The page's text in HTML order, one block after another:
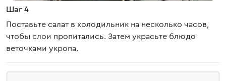
Шаг 4
Поставьте салат в холодильник на несколько часов,
чтобы слои пропитались. Затем украсьте блюдо
веточками укропа.